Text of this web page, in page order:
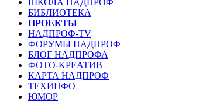
ШКОЛА НАДПРОФ
БИБЛИОТЕКА
ПРОЕКТЫ
НАДПРОФ-TV
ФОРУМЫ НАДПРОФ
БЛОГ НАДПРОФА
ФОТО-KРЕАТИВ
КАРТА НАДПРОФ
ТЕХИНФО
ЮМОР